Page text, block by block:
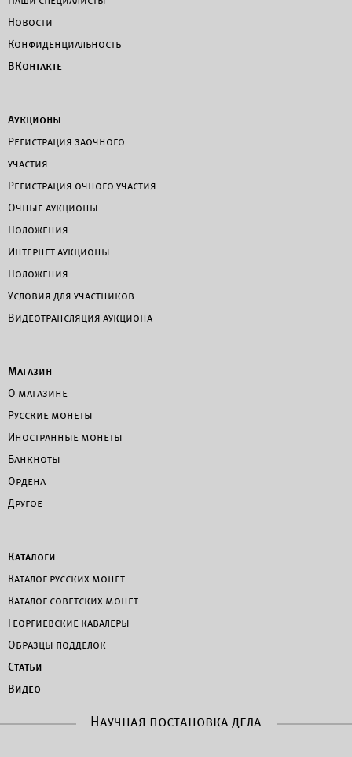
Новости
Конфиденциальность
ВКонтакте
Аукционы
Регистрация заочного
участия
Регистрация очного участия
Очные аукционы.
Положения
Интернет аукционы.
Положения
Условия для участников
Видеотрансляция аукциона
Магазин
О магазине
Русские монеты
Иностранные монеты
Банкноты
Ордена
Другое
Каталоги
Каталог русских монет
Каталог советских монет
Георгиевские кавалеры
Образцы подделок
Статьи
Видео
Научная постановка дела